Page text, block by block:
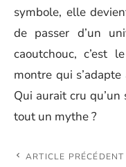
symbole, elle
de passer d’un
caoutchouc, c’est
montre qui
Qui aurait cru
tout un mythe ?
ARTICLE PRÉCÉDENT